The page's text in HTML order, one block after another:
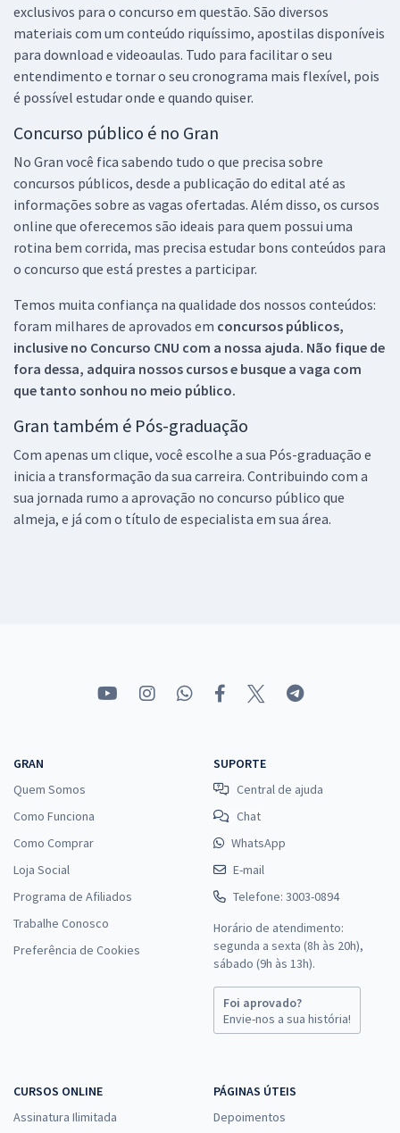
exclusivos para o concurso em questão. São diversos
materiais com um conteúdo riquíssimo, apostilas disponíveis
para download e videoaulas. Tudo para facilitar o seu
entendimento e tornar o seu cronograma mais flexível, pois
é possível estudar onde e quando quiser.
Concurso público é no Gran
No Gran você fica sabendo tudo o que precisa sobre
concursos públicos, desde a publicação do edital até as
informações sobre as vagas ofertadas. Além disso, os cursos
online que oferecemos são ideais para quem possui uma
rotina bem corrida, mas precisa estudar bons conteúdos para
o concurso que está prestes a participar.
Temos muita confiança na qualidade dos nossos conteúdos:
foram milhares de aprovados em concursos públicos,
inclusive no Concurso CNU com a nossa ajuda. Não fique de
fora dessa, adquira nossos cursos e busque a vaga com
que tanto sonhou no meio público.
Gran também é Pós-graduação
Com apenas um clique, você escolhe a sua Pós-graduação e
inicia a transformação da sua carreira. Contribuindo com a
sua jornada rumo a aprovação no concurso público que
almeja, e já com o título de especialista em sua área.
GRAN
Quem Somos
Como Funciona
Como Comprar
Loja Social
Programa de Afiliados
Trabalhe Conosco
Preferência de Cookies
SUPORTE
Central de ajuda
Chat
WhatsApp
E-mail
Telefone: 3003-0894
Horário de atendimento:
segunda a sexta (8h às 20h),
sábado (9h às 13h).
Foi aprovado?
Envie-nos a sua história!
CURSOS ONLINE
Assinatura Ilimitada
PÁGINAS ÚTEIS
Depoimentos